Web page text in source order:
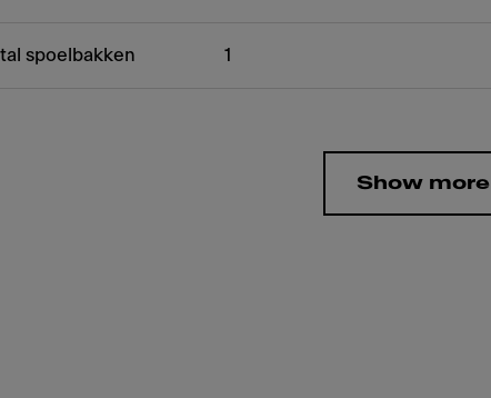
spoelbakken 1
Show more